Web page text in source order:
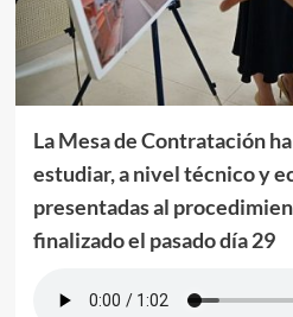
La Mesa de Contratación
estudiar, a nivel técnico y
presentadas al
finalizado el pasado día 29